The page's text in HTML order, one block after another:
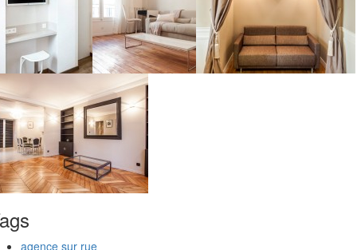
agence sur rue